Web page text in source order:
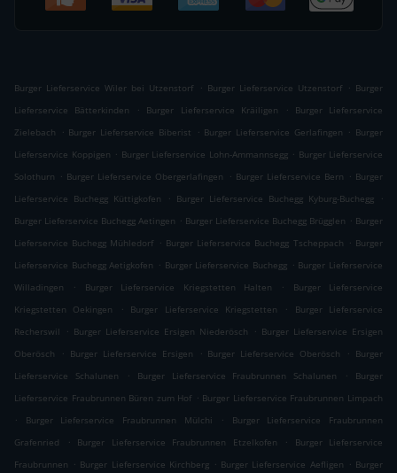
Burger Lieferservice Wiler bei Utzenstorf . Burger Lieferservice Utzenstorf . Burger
Lieferservice Bätterkinden
. Burger Lieferservice Kräiligen .
Burger Lieferservice
Zielebach
. Burger Lieferservice Biberist . Burger Lieferservice Gerlafingen . Burger
Lieferservice Koppigen . Burger Lieferservice Lohn-Ammannsegg . Burger Lieferservice
Solothurn . Burger Lieferservice Obergerlafingen . Burger Lieferservice Bern . Burger
Lieferservice Buchegg Küttigkofen
. Burger Lieferservice Buchegg Kyburg-Buchegg
.
Burger Lieferservice Buchegg Aetingen . Burger Lieferservice Buchegg Brügglen . Burger
Lieferservice Buchegg Mühledorf . Burger Lieferservice Buchegg Tscheppach . Burger
Lieferservice Buchegg Aetigkofen . Burger Lieferservice Buchegg . Burger Lieferservice
Willadingen
. Burger Lieferservice Kriegstetten Halten .
Burger Lieferservice
Kriegstetten Oekingen
. Burger Lieferservice Kriegstetten .
Burger Lieferservice
Recherswil
. Burger Lieferservice Ersigen Niederösch . Burger Lieferservice Ersigen
Oberösch
. Burger Lieferservice Ersigen . Burger Lieferservice Oberösch . Burger
Lieferservice Schalunen
. Burger Lieferservice Fraubrunnen Schalunen .
Burger
Lieferservice Fraubrunnen Büren zum Hof . Burger Lieferservice Fraubrunnen Limpach
.
Burger Lieferservice Fraubrunnen Mülchi .
Burger Lieferservice Fraubrunnen
Grafenried
. Burger Lieferservice Fraubrunnen Etzelkofen .
Burger Lieferservice
Fraubrunnen . Burger Lieferservice Kirchberg . Burger Lieferservice Aefligen . Burger